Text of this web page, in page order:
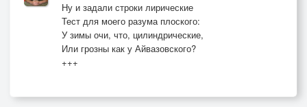
Ну и задали строки лирические
Тест для моего разума плоского:
У зимы очи, что, цилиндрические,
Или грозны как у Айвазовского?
+++